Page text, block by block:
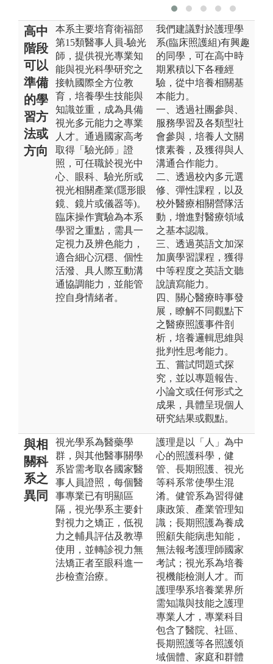
高中
階段
可以
準備
的學
習方
法或
方向
本系主要培育衛福部
第15類醫事人員-驗光
師，提供視光專業知
能與視光科學研究之
接軌國際全方位教
育，培養學生技能與
知識並重，成為具備
視光多元能力之專業
人才。通過國家高考
取得「驗光師」證
照，可任職於視光中
心、眼科、驗光所或
視光相關產業(隱形眼
鏡、鏡片或儀器等)。
臨床操作實驗為本系
學習之重點，需具一
定視力及辨色能力，
適合細心沉穩、個性
活潑、具人際互動溝
通協調能力，並能管
控自身情緒者。
我們建議對於護理學
系(臨床照護組)有興趣
的同學，可在高中時
期累積以下各種經
驗，從中培養相關基
本能力。
一、透過社團參與、
服務學習及各類型社
會參與，培養人文關
懷素養，及獲得與人
溝通合作能力。
二、透過校內多元選
修、彈性課程，以及
校外醫療相關營隊活
動，增進對醫療領域
之基本認識。
三、透過英語文加深
加廣學習課程，獲得
中等程度之英語文聽
說讀寫能力。
四、關心醫療時事發
展，瞭解不同觀點下
之醫療照護事件剖
析，培養邏輯思維與
批判性思考能力。
五、嘗試問題式探
究，並以專題報告、
小論文或任何形式之
成果，具體呈現個人
研究結果或觀點。
與相
關科
系之
異同
視光學系為醫藥學
群，與其他醫事關學
系皆需考取各國家醫
事人員證照，每個醫
事專業已有明顯區
隔，視光學系主要針
對視力之矯正，低視
力之輔具評估及教導
使用，並轉診視力無
法矯正者至眼科進一
步檢查治療。
護理是以「人」為中
心的照護科學，健
管、長期照護、視光
等科系常使學生混
淆。健管系為習得健
康政策、產業管理知
識；長期照護為養成
照顧失能病患知能，
無法報考護理師國家
考試；視光系為培養
視機能檢測人才。而
護理學系培養業界所
需知識與技能之護理
專業人才，專業科目
包含了醫院、社區、
長期照護等各照護領
域個體、家庭和群體